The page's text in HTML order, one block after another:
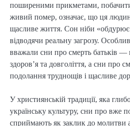
поширеними прикметами,
живий помер, означає, що ця
щасливе життя. Сон ніби
відводячи реальну загрозу.
вважали сни про смерть батьків —
здоров’я та довголіття, а сни про
подолання труднощів і щасливе
У християнській традиції, яка
українську культуру, сни про вже
сприймають як заклик до